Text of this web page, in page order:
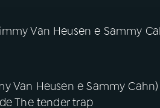
Van Heusen e Sammy
Van Heusen e Sammy
The tender trap